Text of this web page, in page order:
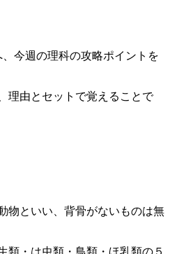
今週の理科の攻略ポイントを
理由とセットで覚えることで
物といい、背骨がないものは無
類・は虫類・鳥類・ほ乳類の５